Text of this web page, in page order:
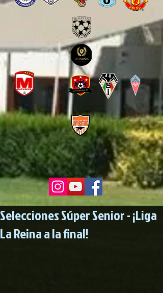
Selecciones Súper Senior - ¡Liga
La Reina a la final!